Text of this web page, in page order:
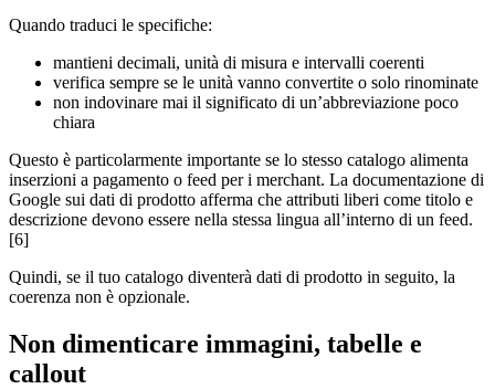
Quando traduci le specifiche:
mantieni decimali, unità di misura e intervalli coerenti
verifica sempre se le unità vanno convertite o solo rinominate
non indovinare mai il significato di un’abbreviazione poco
chiara
Questo è particolarmente importante se lo stesso catalogo alimenta
inserzioni a pagamento o feed per i merchant. La documentazione di
Google sui dati di prodotto afferma che attributi liberi come titolo e
descrizione devono essere nella stessa lingua all’interno di un feed.
[6]
Quindi, se il tuo catalogo diventerà dati di prodotto in seguito, la
coerenza non è opzionale.
Non dimenticare immagini, tabelle e
callout